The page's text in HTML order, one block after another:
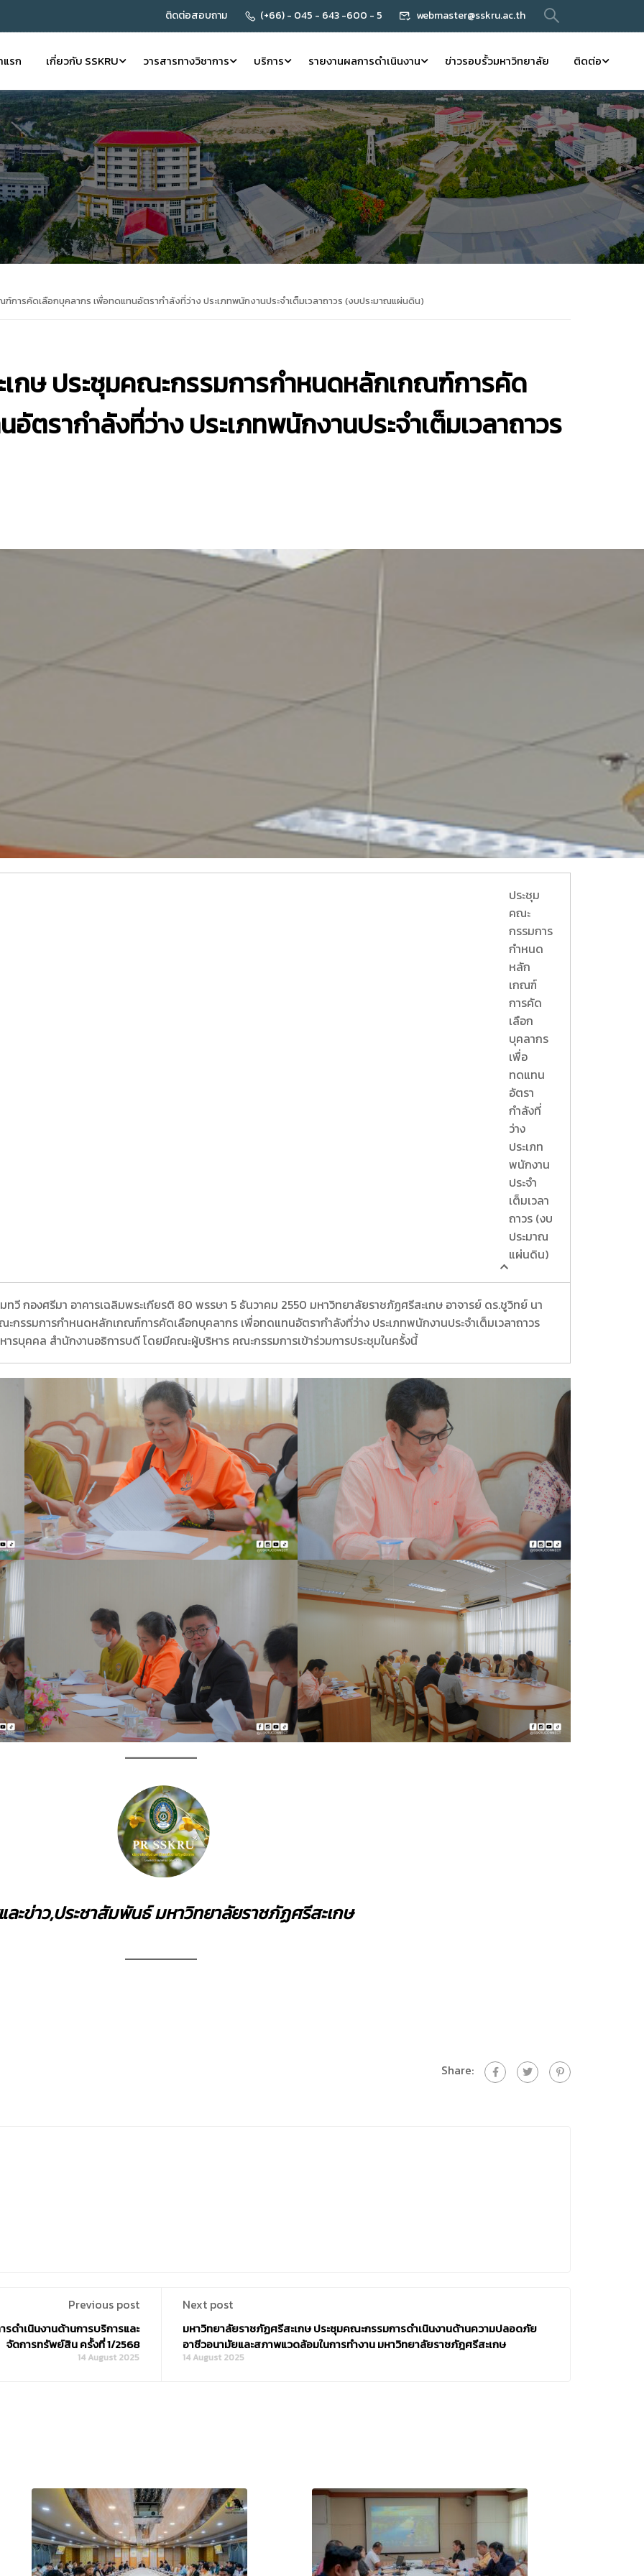
ติดต่อสอบถาม (+66) - 045 - 643 -600 - 5 webmaster@sskru.ac.th
แรก เกี่ยวกับ SSKRU วารสารทางวิชาการ บริการ รายงานผลการดำเนินงาน ข่าวรอบรั้วมหาวิทยาลัย ติดต่อ
ารคัดเลือกบุคลากร เพื่อทดแทนอัตรากำลังที่ว่าง ประเภทพนักงานประจำเต็มเวลาถาวร (งบประมาณแผ่นดิน)
กษ ประชุมคณะกรรมการกำหนดหลักเกณฑ์การคัด
ตรากำลังที่ว่าง ประเภทพนักงานประจำเต็มเวลาถาวร
ประชุม
คณะ
กรรมการ
กำหนด
หลัก
เกณฑ์
การคัด
เลือก
บุคลากร
เพื่อ
ทดแทน
อัตรา
กำลังที่
ว่าง
ประเภท
พนักงาน
ประจำ
เต็มเวลา
ถาวร (งบ
ประมาณ
แผ่นดิน)
วี กองศรีมา อาคารเฉลิมพระเกียรติ 80 พรรษา 5 ธันวาคม 2550 มหาวิทยาลัยราชภัฏศรีสะเกษ อาจารย์ ดร.ชูวิทย์ นา
ะกรรมการกำหนดหลักเกณฑ์การคัดเลือกบุคลากร เพื่อทดแทนอัตรากำลังที่ว่าง ประเภทพนักงานประจำเต็มเวลาถาวร
รบุคคล สำนักงานอธิการบดี โดยมีคณะผู้บริหาร คณะกรรมการเข้าร่วมการประชุมในครั้งนี้
ะข่าว,ประชาสัมพันธ์ มหาวิทยาลัยราชภัฏศรีสะเกษ
Share:
Previous post
ดำเนินงานด้านการบริการและ
จัดการทรัพย์สิน ครั้งที่ 1/2568
14 August 2025
Next post
มหาวิทยาลัยราชภัฏศรีสะเกษ ประชุมคณะกรรมการดำเนินงานด้านความปลอดภัย
อาชีวอนามัยและสภาพแวดล้อมในการทำงาน มหาวิทยาลัยราชภัฎศรีสะเกษ
14 August 2025